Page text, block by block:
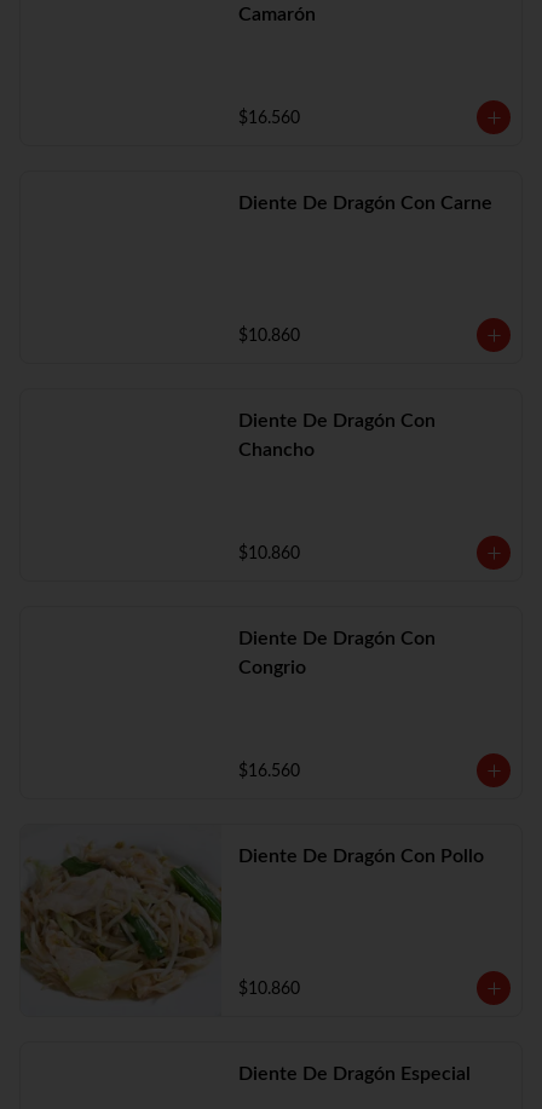
Camarón
$16.560
Diente De Dragón Con Carne
$10.860
Diente De Dragón Con
Chancho
$10.860
Diente De Dragón Con
Congrio
$16.560
Diente De Dragón Con Pollo
$10.860
Diente De Dragón Especial